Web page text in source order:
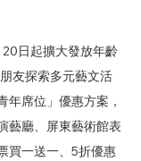
日起擴大發放年齡
友探索多元藝文活
年席位」優惠方案，
藝廳、屏東藝術館表
買一送一、5折優惠